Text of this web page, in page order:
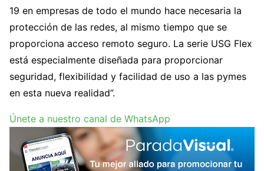
19 en empresas de todo el mundo hace necesaria la
protección de las redes, al mismo tiempo que se
proporciona acceso remoto seguro. La serie USG Flex
está especialmente diseñada para proporcionar
seguridad, flexibilidad y facilidad de uso a las pymes
en esta nueva realidad”.
Únete a nuestro canal de WhatsApp